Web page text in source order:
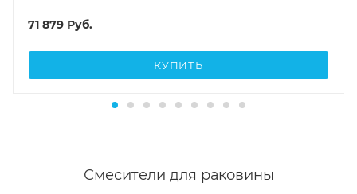
71 879 Руб.
КУПИТЬ
Смесители для раковины